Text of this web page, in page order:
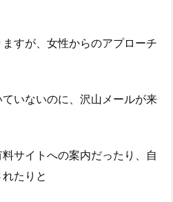
すが、女性からのアプローチ
いないのに、沢山メールが来
サイトへの案内だったり、自
たりと